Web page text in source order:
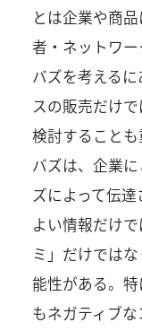
とは企業や商
者・ネットワー
バズを考える
スの販売だけ
検討することも
バズは、企業
ズによって伝
よい情報だけ
ミ」だけでは
能性がある。
もネガティブ